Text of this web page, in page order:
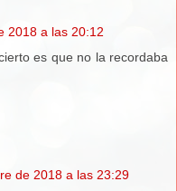
2018 a las 20:12
es que no la recordaba
de 2018 a las 23:29